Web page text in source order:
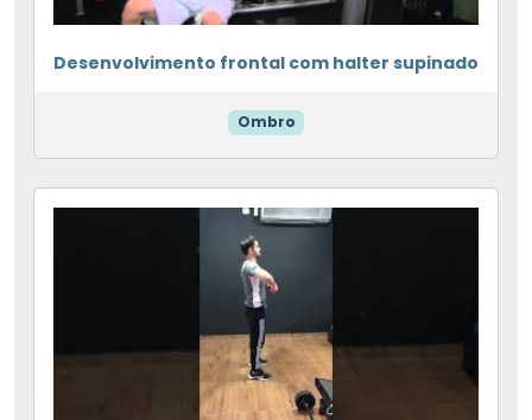
Desenvolvimento frontal com halter supinado
Ombro